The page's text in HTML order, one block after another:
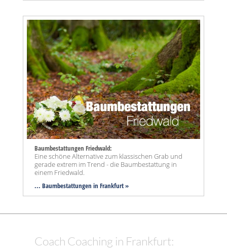
Baumbestattungen Friedwald:
Eine schöne Alternative zum klassischen Grab und
gerade extrem im Trend - die Baumbestattung in
einem Friedwald.
... Baumbestattungen in Frankfurt »
Coach Coaching in Frankfurt: